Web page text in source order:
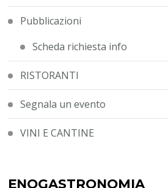
Pubblicazioni
Scheda richiesta info
RISTORANTI
Segnala un evento
VINI E CANTINE
ENOGASTRONOMIA